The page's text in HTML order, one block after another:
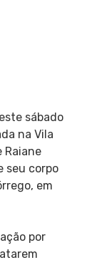
sábado
na Vila
Raiane
seu corpo
em
por